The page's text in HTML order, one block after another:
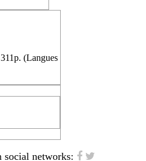
(Langues
social networks: